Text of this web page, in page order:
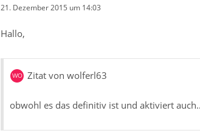
21. Dezember 2015 um 14:03
Hallo,
Zitat von wolferl63
obwohl es das definitiv ist und aktiviert